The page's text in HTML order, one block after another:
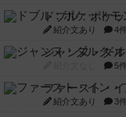
ドブル：ポケ
紹介文あり 4
ジャンヌ・ダ
5
ファースト・
紹介文あり 3